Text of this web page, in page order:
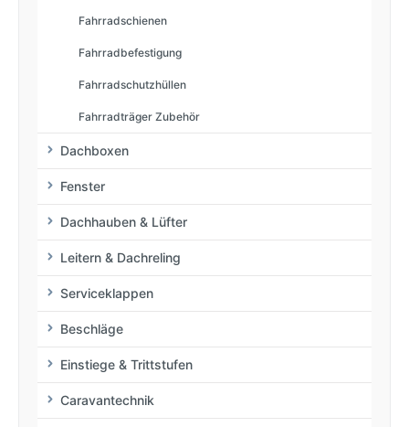
Fahrradschienen
Fahrradbefestigung
Fahrradschutzhüllen
Fahrradträger Zubehör
Dachboxen
Fenster
Dachhauben & Lüfter
Leitern & Dachreling
Serviceklappen
Beschläge
Einstiege & Trittstufen
Caravantechnik